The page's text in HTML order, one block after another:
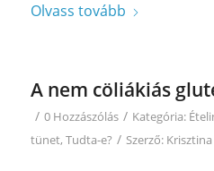
Olvass tovább
A nem cöliákiás
/ 0 Hozzászólás / Kategória:
tünet, Tudta-e? / Szerző: Krisztina